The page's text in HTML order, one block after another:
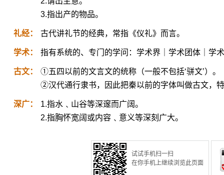
3.指出产的物品。
礼经： 古代讲礼节的经典，常指《仪礼》而言。
学术： 指有系统的、专门的学问：学术界｜学术团体｜学
古文：
①五四以前的文言文的统称（一般不包括‘骈文’）。
②汉代通行隶书，因此把秦以前的字体叫做古文，
深广：
1.指水﹑山谷等深邃而广阔。
2.指胸怀宽阔或内容﹑意义等深刻广大。
试试手机扫一扫
在你手机上继续浏览此页面